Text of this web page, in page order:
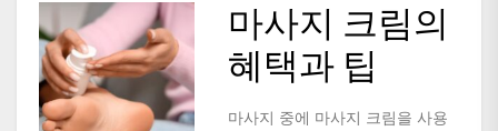
마사지 크림의
혜택과 팁
마사지 중에 마사지 크림을 사용